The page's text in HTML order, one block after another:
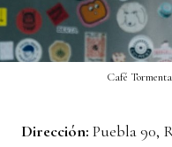
Café
Dirección: Puebla 90,